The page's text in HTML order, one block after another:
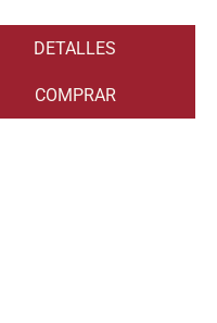
DETALLES
COMPRAR